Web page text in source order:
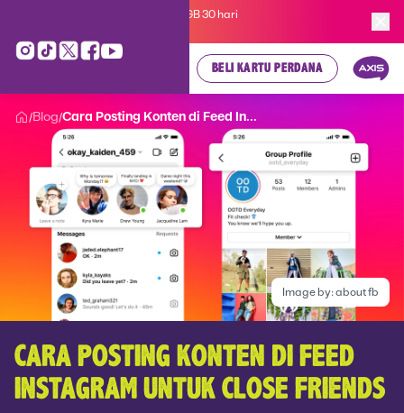
Kartu Perdana AXIS Suka-Suka 3GB 30 hari
BELI KARTU PERDANA
/Blog/Cara Posting Konten di Feed In...
Image by:about fb
CARA POSTING KONTEN DI FEED
INSTAGRAM UNTUK CLOSE FRIENDS